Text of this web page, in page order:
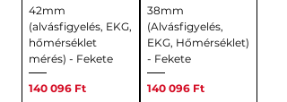
42mm
(alvásfigyelés, EKG,
hőmérséklet
mérés) - Fekete
Ár
140 096 Ft
38mm
(Alvásfigyelés,
EKG, Hőmérséklet)
- Fekete
Ár
140 096 Ft